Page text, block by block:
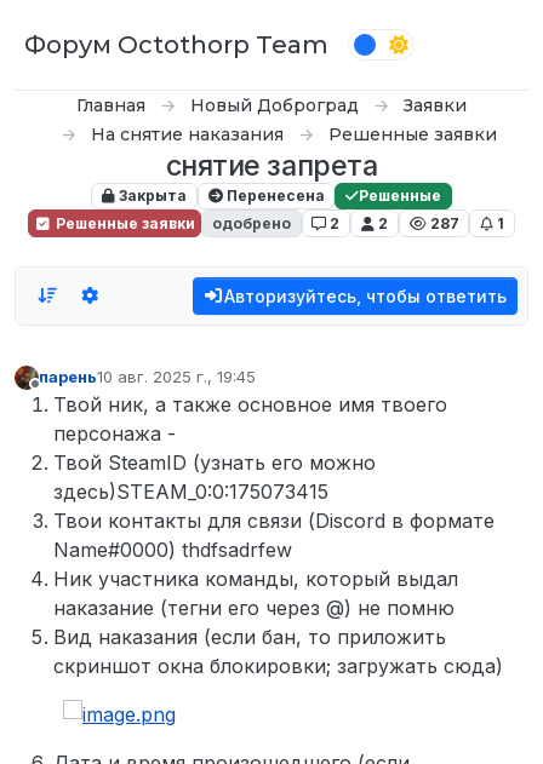
Форум Octothorp Team
Главная Новый Доброград
Заявки
На снятие наказания
Решенные заявки
снятие запрета
Закрыта Перенесена
Решенные
Решенные заявки
одобрено 2 2 287 1
Авторизуйтесь, чтобы ответить
Не в сети
парень10 авг. 2025 г., 19:45
отредактировано
Твой ник, а также основное имя твоего
персонажа -
Твой SteamID (узнать его можно
здесь)STEAM_0:0:175073415
Твои контакты для связи (Discord в формате
Name#0000) thdfsadrfew
Ник участника команды, который выдал
наказание (тегни его через @) не помню
Вид наказания (если бан, то приложить
скриншот окна блокировки; загружать сюда)